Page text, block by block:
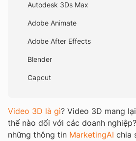
Autodesk 3Ds Max
Adobe Animate
Adobe After Effects
Blender
Capcut
Video 3D là gì? Video 3D mang
thế nào đối với các doanh
những thông tin MarketingAI chia